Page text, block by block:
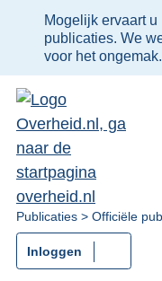
Ter
informatie:
Mogelijk ervaart
publicaties. We
voor het ongemak.
U
bent
nu
hier:
Publicaties Officiële
Inloggen